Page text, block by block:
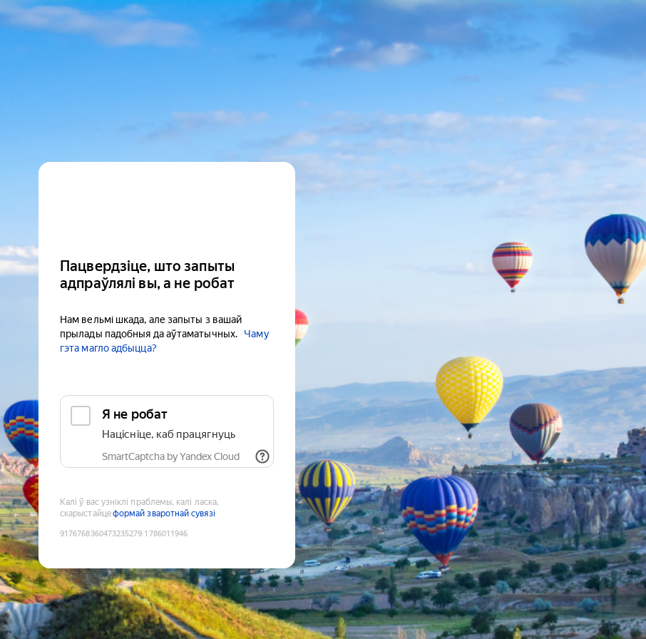
Пацвердзіце, што запыты
адпраўлялі вы, а не робат
Нам вельмі шкада, але запыты з вашай
прылады падобныя да аўтаматычных.
Чаму
гэта магло адбыцца?
Я не робат
Націсніце, каб працягнуць
SmartCaptcha by Yandex Cloud
Калі ў вас узніклі праблемы, калі ласка,
скарыстайцеформай зваротнай сувязі
9176768360473235279:1786011946